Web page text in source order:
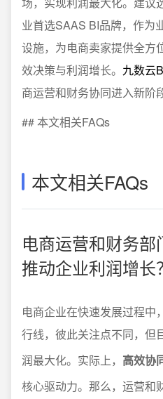
业首选SAAS BI品牌，作为
设施，为电商卖家提供全方
效决策与利润增长。 九数云
商运营和财务协同进入新阶
## 本文相关FAQs
本文相关FAQs
电商运营和财务部
推动企业利润增长？
电商企业在快速发展过程中
行线，彼此关注点不同，
润最大化。实际上， 高效协
核心驱动力。那么，运营和